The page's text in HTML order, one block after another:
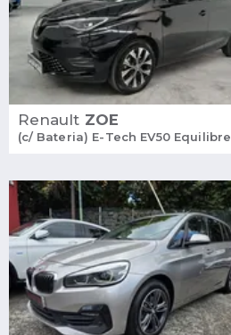
Renault ZOE
(c/ Bateria) E-Tech EV50 Equilibre